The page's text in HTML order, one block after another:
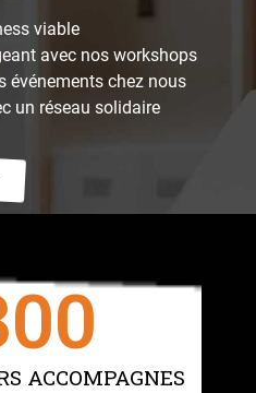
viable
avec nos workshops
événements chez nous
un réseau solidaire
ACCOMPAGNES